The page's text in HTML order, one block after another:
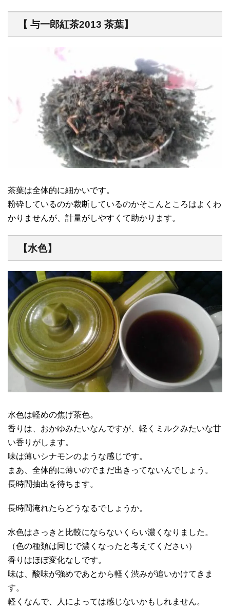
【 与一郎紅茶2013 茶葉】
茶葉は全体的に細かいです。
粉砕しているのか裁断しているのかそこんところはよくわ
かりませんが、計量がしやすくて助かります。
【水色】
水色は軽めの焦げ茶色。
香りは、おかゆみたいなんですが、軽くミルクみたいな甘
い香りがします。
味は薄いシナモンのような感じです。
まあ、全体的に薄いのでまだ出きってないんでしょう。
長時間抽出を待ちます。
長時間淹れたらどうなるでしょうか。
水色はさっきと比較にならないくらい濃くなりました。
（色の種類は同じで濃くなったと考えてください）
香りはほぼ変化なしです。
味は、酸味が強めであとから軽く渋みが追いかけてきま
す。
軽くなんで、人によっては感じないかもしれません。